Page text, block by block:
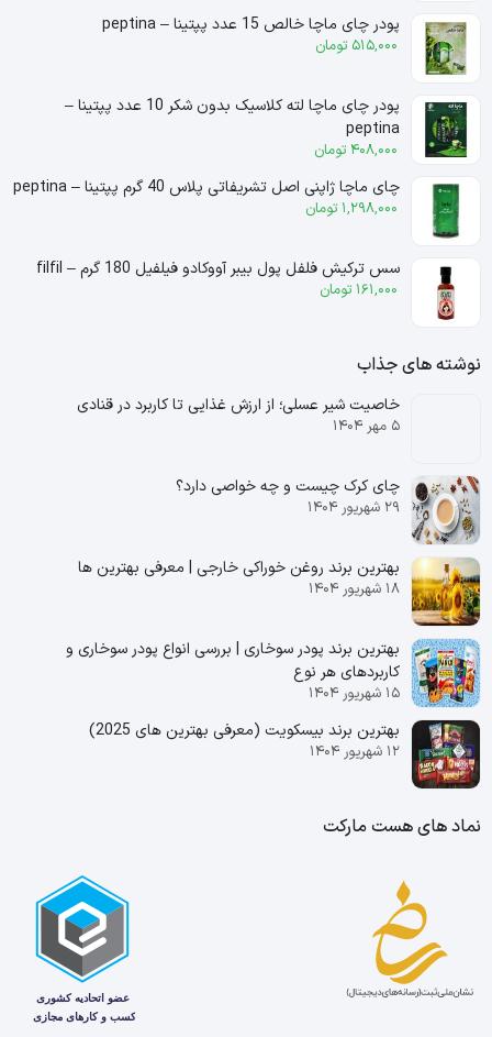
پودر چای ماچا خالص 15 عدد پپتینا – peptina
515,000 تومان
پودر چای ماچا لته کلاسیک بدون شکر 10 عدد پپتینا –
peptina
408,000 تومان
چای ماچا ژاپنی اصل تشریفاتی پلاس 40 گرم پپتینا – peptina
1,298,000 تومان
سس ترکیش فلفل پول بیبر آووکادو فیلفیل 180 گرم – filfil
161,000 تومان
نوشته های جذاب
خاصیت شیر عسلی؛ از ارزش غذایی تا کاربرد در قنادی
۵ مهر ۱۴۰۴
چای کرک چیست و چه خواصی دارد؟
۲۹ شهریور ۱۴۰۴
بهترین برند روغن خوراکی خارجی | معرفی بهترین ها
۱۸ شهریور ۱۴۰۴
بهترین برند پودر سوخاری | بررسی انواع پودر سوخاری و
کاربردهای هر نوع
۱۵ شهریور ۱۴۰۴
بهترین برند بیسکویت (معرفی بهترین‌ های 2025)
۱۲ شهریور ۱۴۰۴
نماد های هست مارکت